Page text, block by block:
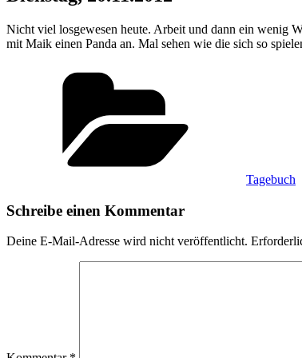
Nicht viel losgewesen heute. Arbeit und dann ein wenig
mit Maik einen Panda an. Mal sehen wie die sich so
Tagebuch
Schreibe einen Kommentar
Deine E-Mail-Adresse wird nicht veröffentlicht.